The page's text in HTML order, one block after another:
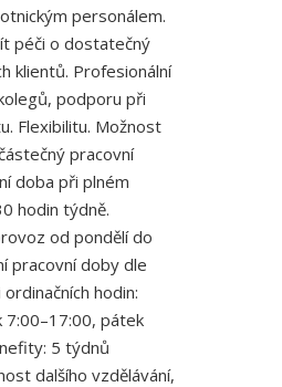
personálem.
péči o dostatečný
klientů. Profesionální
podporu při
Flexibilitu. Možnost
pracovní
doba při plném
hodin týdně.
od pondělí do
pracovní doby dle
hodin:
pátek
5 týdnů
dalšího vzdělávání,